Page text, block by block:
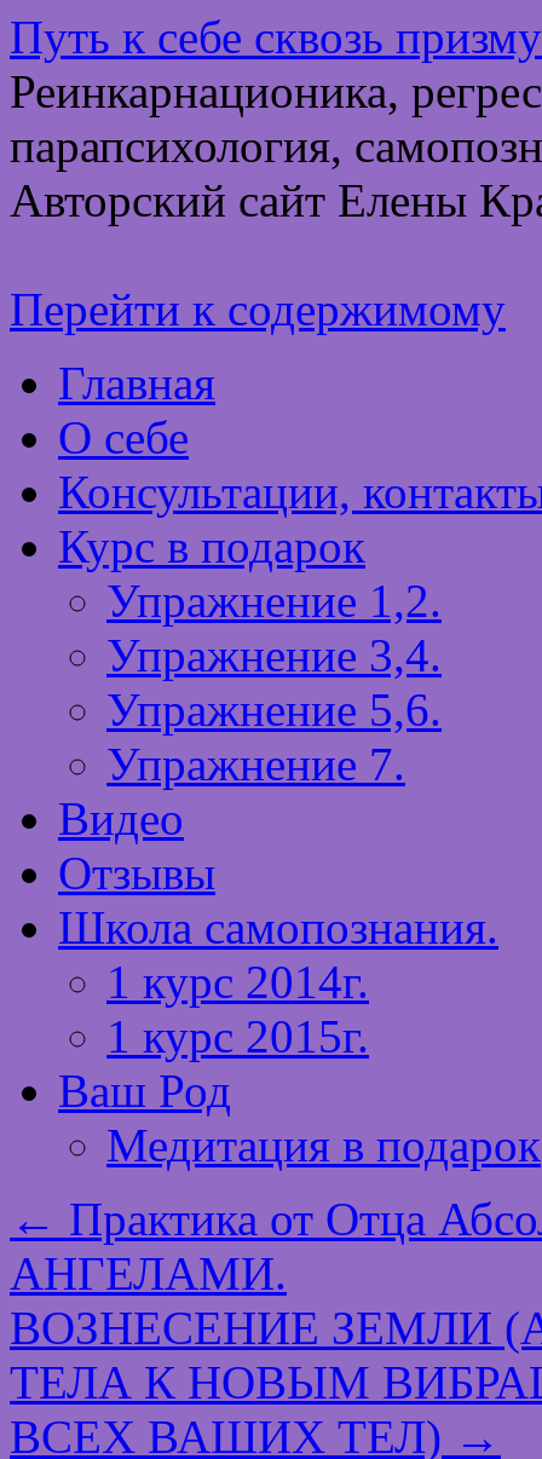
Путь к себе сквозь
Реинкарнационика,
парапсихология,
Авторский сайт Елены
Перейти к содержимому
Главная
О себе
Консультации,
Курс в подарок
Упражнение 1,2.
Упражнение 3,4.
Упражнение 5,6.
Упражнение 7.
Видео
Отзывы
Школа самопознания.
1 курс 2014г.
1 курс 2015г.
Ваш Род
Медитация в подарок
← Практика от Отца
АНГЕЛАМИ.
ВОЗНЕСЕНИЕ ЗЕМЛИ
ТЕЛА К НОВЫМ
ВСЕХ ВАШИХ ТЕЛ) →